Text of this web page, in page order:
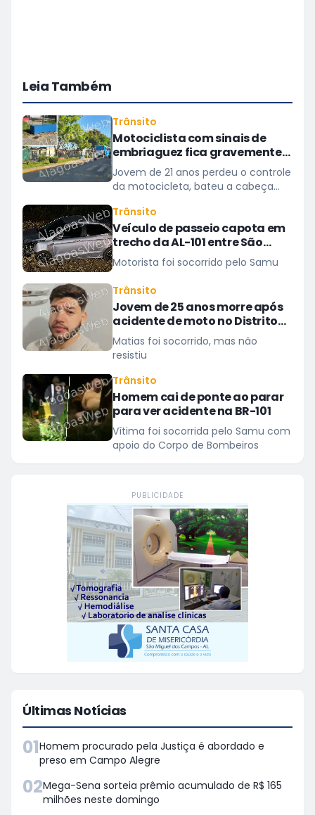
Leia Também
Trânsito
Motociclista com sinais de
embriaguez fica gravemente
ferido após acidente em São
Miguel dos Campos
Jovem de 21 anos perdeu o controle
da motocicleta, bateu a cabeça
Trânsito
Veículo de passeio capota em
trecho da AL-101 entre São
Miguel dos Campos e Barra
Motorista foi socorrido pelo Samu
Trânsito
Jovem de 25 anos morre após
acidente de moto no Distrito
Luziápolis, em Campo Alegre
Matias foi socorrido, mas não
resistiu
Trânsito
Homem cai de ponte ao parar
para ver acidente na BR-101
Vítima foi socorrida pelo Samu com
apoio do Corpo de Bombeiros
PUBLICIDADE
Últimas Notícias
01Homem procurado pela Justiça é abordado e
preso em Campo Alegre
02Mega-Sena sorteia prêmio acumulado de R$ 165
milhões neste domingo